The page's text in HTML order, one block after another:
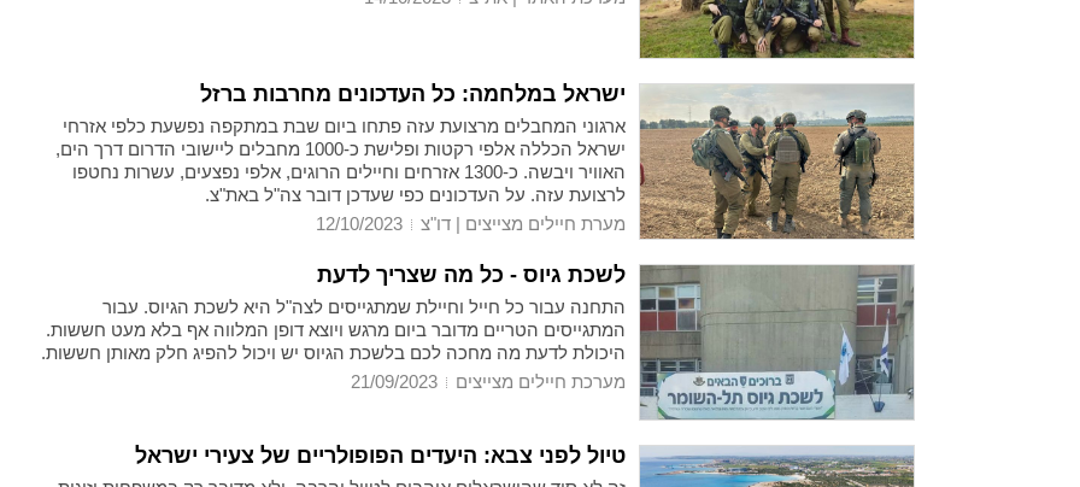
ישראל במלחמה: כל העדכונים מחרבות ברזל
ארגוני המחבלים מרצועת עזה פתחו ביום שבת במתקפה נפשעת כלפי אזרחי
ישראל הכללה אלפי רקטות ופלישת כ-1000 מחבלים ליישובי הדרום דרך הים,
האוויר ויבשה. כ-1300 אזרחים וחיילים הרוגים, אלפי נפצעים, עשרות נחטפו
לרצועת עזה. על העדכונים כפי שעדכן דובר צה"ל באת"צ.
מערת חיילים מצייצים | דו"צ
לשכת גיוס - כל מה שצריך לדעת
התחנה עבור כל חייל וחיילת שמתגייסים לצה"ל היא לשכת הגיוס. עבור
המתגייסים הטריים מדובר ביום מרגש ויוצא דופן המלווה אף בלא מעט חששות.
היכולת לדעת מה מחכה לכם בלשכת הגיוס יש ויכול להפיג חלק מאותן חששות.
מערכת חיילים מצייצים
טיול לפני צבא: היעדים הפופולריים של צעירי ישראל